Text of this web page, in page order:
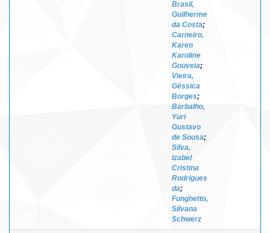
Brasil,
Guilherme
da Costa;
Carneiro,
Karen
Karoline
Gouveia;
Vieira,
Géssica
Borges;
Barbalho,
Yuri
Gustavo
de Sousa;
Silva,
Izabel
Cristina
Rodrigues
da;
Funghetto,
Silvana
Schwerz